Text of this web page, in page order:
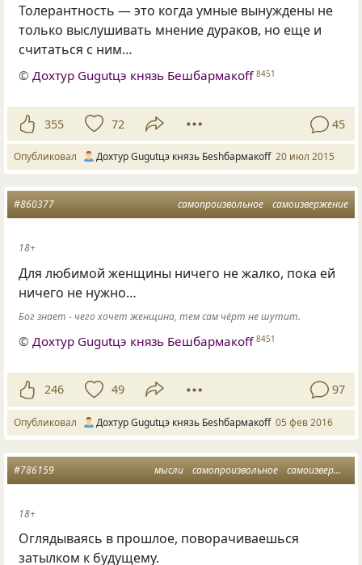
Толерантность — это когда умные вынуждены не
только выслушивать мнение дураков, но еще и
считаться с ним…
©Дохтур Gugutцэ князь Бешбармакоff 8451
355 72 45
Опубликовал Дохтур Gugutцэ князь Беshбармакоff 20 июл 2015
самопроизвольное самоизвержение
#860377
18+
Для любимой женщины ничего не жалко, пока ей
ничего не нужно…
Бог знает - чего хочет женщина, тем сам чёрт не шутит.
© Дохтур Gugutцэ князь Бешбармакоff 8451
246 49 97
Опубликовал Дохтур Gugutцэ князь Беshбармакоff 05 фев 2016
мысли самопроизвольное самоизвержение
#786159
18+
Оглядываясь в прошлое, поворачиваешься
затылком к будущему.